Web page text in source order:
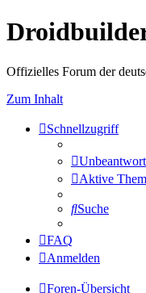
Offizielles Forum der
Zum Inhalt
Schnellzugriff
Aktive
Suche
FAQ
Anmelden
Foren-Übersicht